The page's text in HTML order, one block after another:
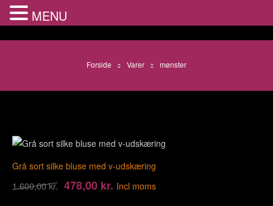
Forside Varer mønster
Grå sort silke bluse med v-udskæring
1.600,00kr. 478,00 kr. Incl moms
MENU